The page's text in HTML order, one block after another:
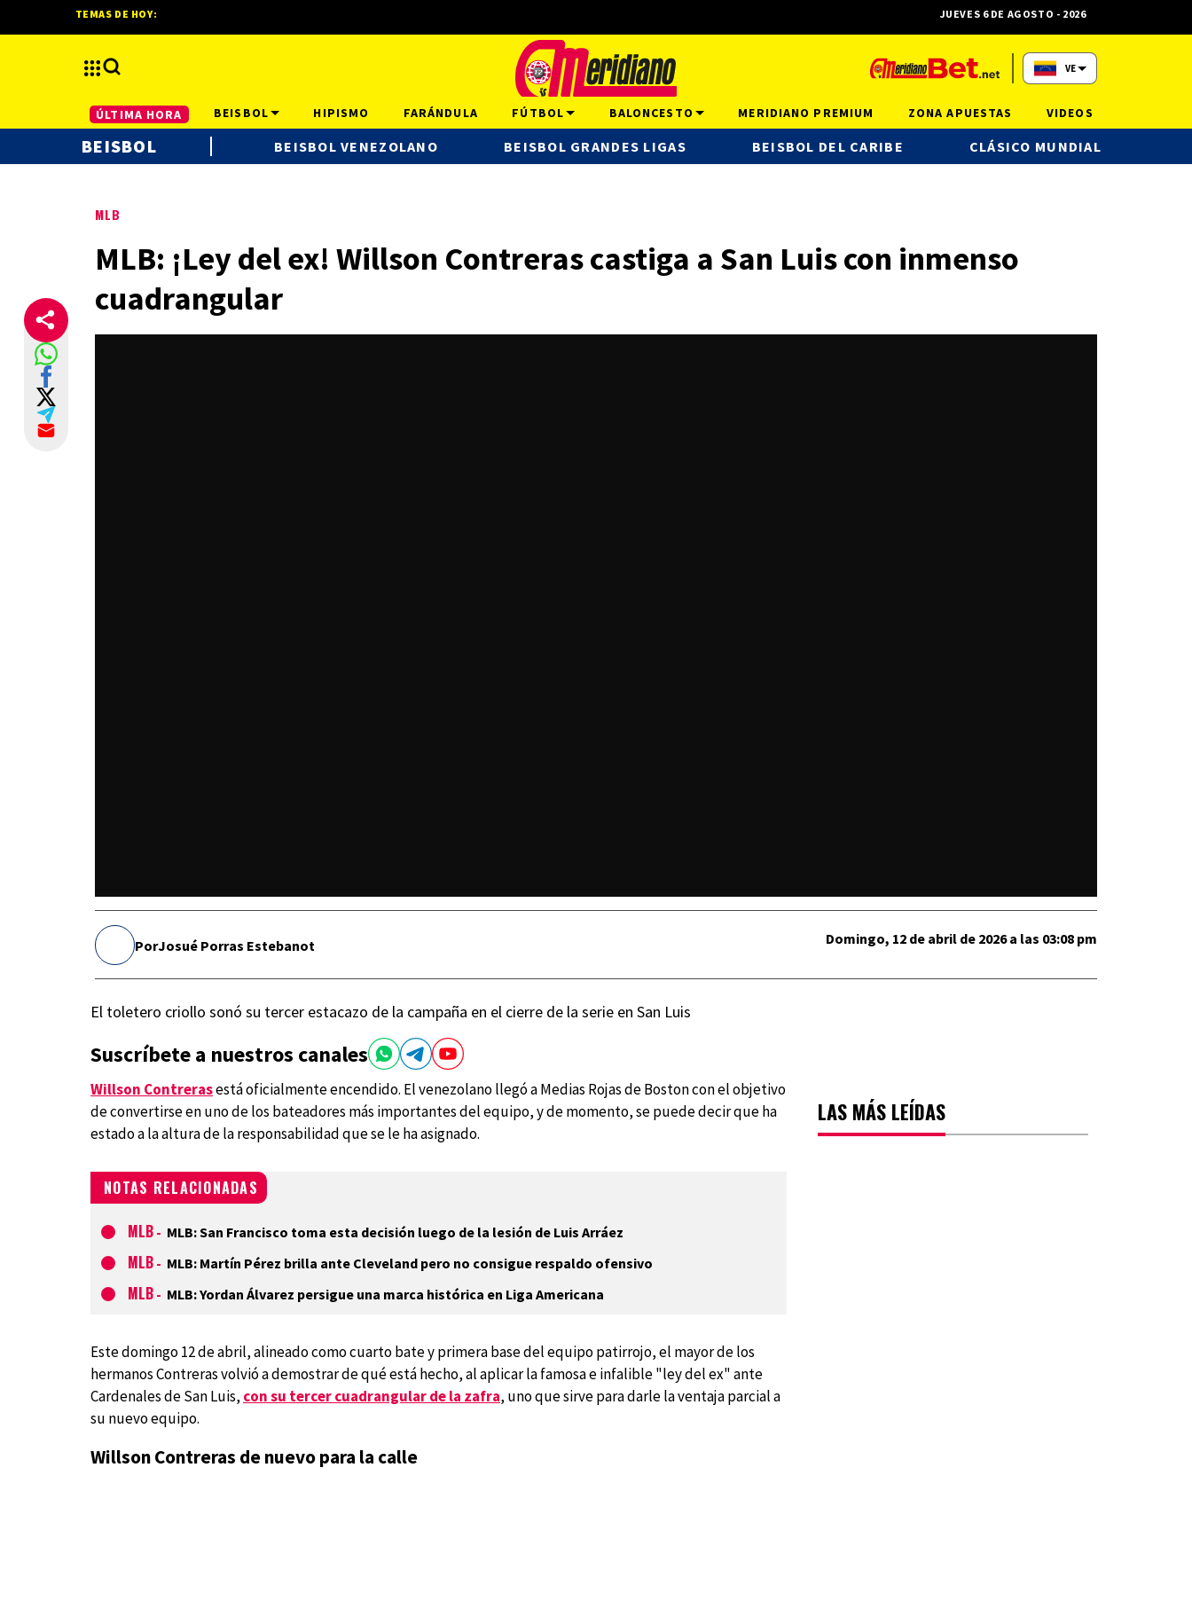
MLB
MLB: ¡Ley del ex! Willson Contreras castiga a San Luis con inmenso
cuadrangular
PorJosué Porras Estebanot Domingo, 12 de abril de 2026 a las 03:08 pm
El toletero criollo sonó su tercer estacazo de la campaña en el cierre de la serie en San Luis
Suscríbete a nuestros canales
Willson Contrerasestá oficialmente encendido. El venezolano llegó a Medias Rojas de Boston con el objetivo
de convertirse en uno de los bateadores más importantes del equipo, y de momento, se puede decir que ha
estado a la altura de la responsabilidad que se le ha asignado.
NOTAS RELACIONADAS
MLB - MLB: San Francisco toma esta decisión luego de la lesión de Luis Arráez
MLB - MLB: Martín Pérez brilla ante Cleveland pero no consigue respaldo ofensivo
MLB - MLB: Yordan Álvarez persigue una marca histórica en Liga Americana
Este domingo 12 de abril, alineado como cuarto bate y primera base del equipo patirrojo, el mayor de los
hermanos Contreras volvió a demostrar de qué está hecho, al aplicar la famosa e infalible "ley del ex" ante
Cardenales de San Luis, con su tercer cuadrangular de la zafra, uno que sirve para darle la ventaja parcial a
su nuevo equipo.
Willson Contreras de nuevo para la calle
LAS MÁS LEÍDAS
TEMAS DE HOY: JUEVES 6 DE AGOSTO - 2026
VE
ÚLTIMA HORA BEISBOL
BEISBOL BEISBOL VENEZOLANO BEISBOL GRANDES LIGAS BEISBOL DEL CARIBE CLÁSICO MUNDIAL
HIPISMO FARÁNDULA FÚTBOL BALONCESTO MERIDIANO PREMIUM ZONA APUESTAS VIDEOS